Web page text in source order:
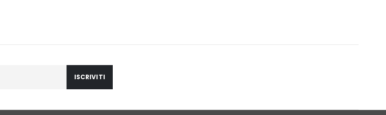
ISCRIVITI